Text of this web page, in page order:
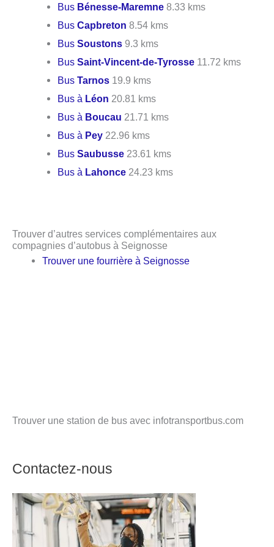
Bus Bénesse-Maremne 8.33 kms
BusCapbreton 8.54 kms
BusSoustons 9.3 kms
BusSaint-Vincent-de-Tyrosse 11.72 kms
BusTarnos 19.9 kms
Bus à Léon 20.81 kms
Bus à Boucau 21.71 kms
Bus à Pey 22.96 kms
BusSaubusse 23.61 kms
Bus à Lahonce 24.23 kms
Trouver d’autres services complémentaires aux
compagnies d’autobus à Seignosse
Trouver une fourrière à Seignosse
Trouver une station de bus avec infotransportbus.com
Contactez-nous